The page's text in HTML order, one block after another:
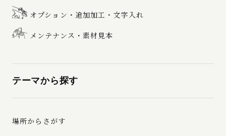
オプション・追加加工・文字入れ
メンテナンス・素材見本
テーマから探す
場所からさがす